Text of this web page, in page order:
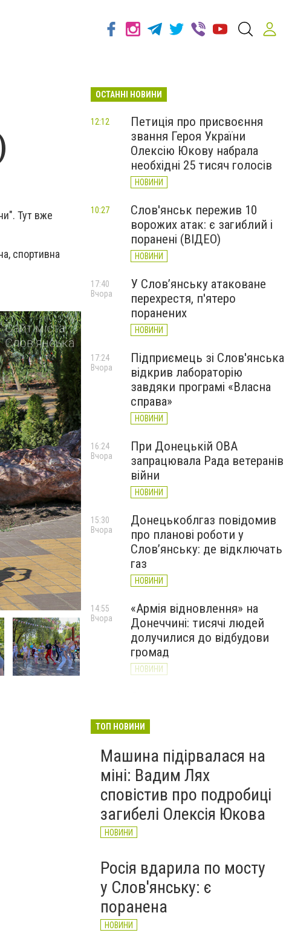
Тут вже
спортивна
ОСТАННІ НОВИНИ
Петиція про присвоєння
звання Героя України
Олексію Юкову набрала
необхідні 25 тисяч голосів
НОВИНИ
12:12
Слов'янськ пережив 10
ворожих атак: є загиблий і
поранені (ВІДЕО)
НОВИНИ
10:27
У Слов’янську атаковане
перехрестя, п'ятеро
поранених
НОВИНИ
17:40
Вчора
Підприємець зі Слов'янська
відкрив лабораторію
завдяки програмі «Власна
справа»
НОВИНИ
17:24
Вчора
При Донецькій ОВА
запрацювала Рада ветеранів
війни
НОВИНИ
16:24
Вчора
Донецькоблгаз повідомив
про планові роботи у
Слов’янську: де відключать
газ
НОВИНИ
15:30
Вчора
«Армія відновлення» на
Донеччині: тисячі людей
долучилися до відбудови
громад
НОВИНИ
14:55
Вчора
працюють на Донеччині
НОВИНИ
ТОП НОВИНИ
Машина підірвалася на
міні: Вадим Лях
сповістив про подробиці
загибелі Олексія Юкова
НОВИНИ
Росія вдарила по мосту
у Слов'янську: є
поранена
НОВИНИ